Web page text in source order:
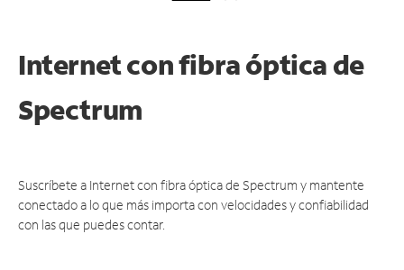
Internet con fibra óptica de
Spectrum
Suscríbete a Internet con fibra óptica de Spectrum y mantente
conectado a lo que más importa con velocidades y confiabilidad
con las que puedes contar.